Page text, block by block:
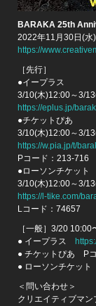
BARAKA 25th
2022年11月30日(水
https://
［先行］
●イープラス
3/10(木)12:00～3/
https://eplus.jp/
●チケットぴあ
3/10(木)12:00～3/
https://w.pia.jp/t/
Pコード：213-716
●ローソンチケット
3/10(木)12:00～3/
https://l-tike.com/
Lコード：74657
［一般］3/20 10:00
● イープラス
● チケットぴあ P
● ローソンチケッ
＜問い合わせ＞
クリエイティブマン